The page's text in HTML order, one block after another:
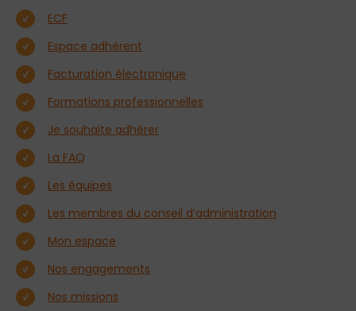
ECF
Espace adhérent
Facturation électronique
Formations professionnelles
Je souhaite adhérer
La FAQ
Les équipes
Les membres du conseil d’administration
Mon espace
Nos engagements
Nos missions